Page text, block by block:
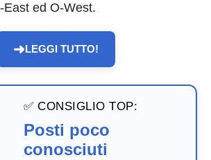
ed O-West.
➜LEGGI TUTTO!
✅ CONSIGLIO TOP:
Posti poco
conosciuti